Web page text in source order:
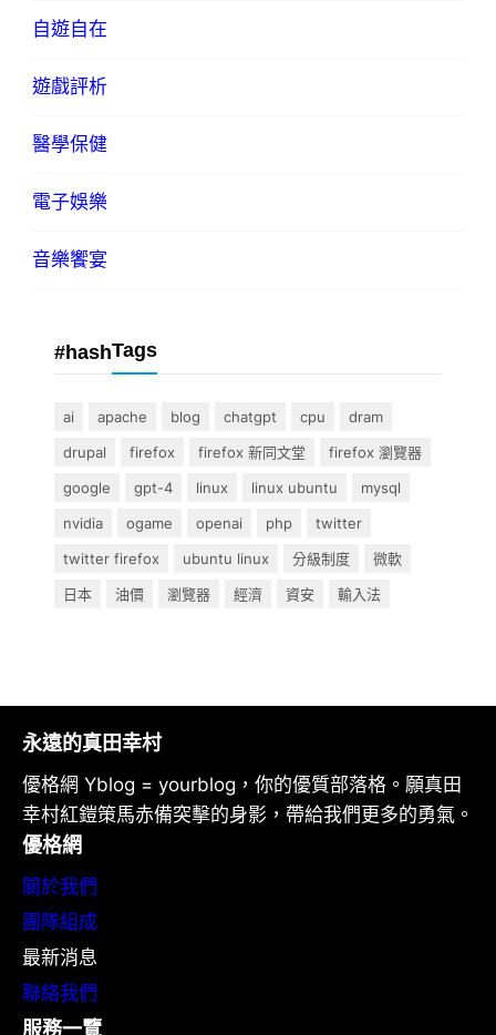
自遊自在
遊戲評析
醫學保健
電子娛樂
音樂饗宴
#hashTags
ai apache blog chatgpt cpu
dram
drupal
firefox firefox 新同文堂
firefox 瀏覽器
google
gpt-4 linux linux ubuntu
mysql
nvidia
ogame openai php
twitter
twitter firefox
ubuntu linux 分級制度
微軟
日本
油價 瀏覽器 經濟 資安 輸入法
永遠的真田幸村
優格網 Yblog = yourblog，你的優質部落格。願真田
幸村紅鎧策馬赤備突擊的身影，帶給我們更多的勇氣。
優格網
關於我們
團隊組成
最新消息
聯絡我們
服務一覽